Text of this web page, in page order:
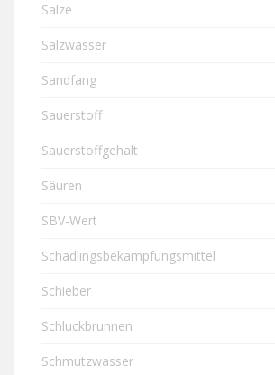
Salze
Salzwasser
Sandfang
Sauerstoff
Sauerstoffgehalt
Säuren
SBV-Wert
Schädlingsbekämpfungsmittel
Schieber
Schluckbrunnen
Schmutzwasser